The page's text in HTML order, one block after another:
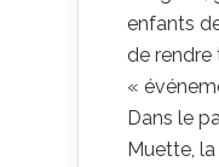
enfants
de rendre
«
Dans le
Muette,